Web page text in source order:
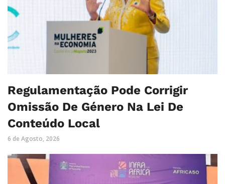
Regulamentação Pode Corrigir
Omissão De Género Na Lei De
Conteúdo Local
6 de Agosto, 2026